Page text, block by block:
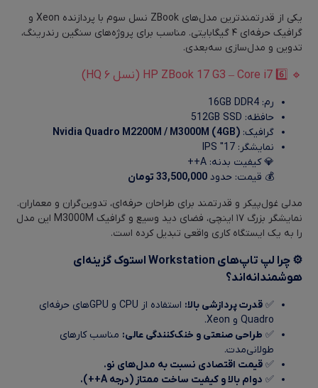
یکی از قدرتمندترین مدل‌های ZBook نسل سوم با پردازنده Xeon و
گرافیک حرفه‌ای ۴ گیگابایتی. مناسب برای پروژه‌های سنگین رندرینگ،
تدوین و مدل‌سازی سه‌بعدی.
🔹 6️⃣ HP ZBook 17 G3 – Core i7 (نسل ۶ HQ)
رم: 16GB DDR4
حافظه: 512GB SSD
گرافیک: Nvidia Quadro M2200M / M3000M (4GB)
نمایشگر: 17″ IPS
💎 کیفیت بدنه: A++
💰 قیمت: حدود 33,500,000 تومان
مدلی غول‌پیکر و قدرتمند برای طراحان حرفه‌ای، تدوین‌گران و معماران.
نمایشگر بزرگ ۱۷ اینچی، فضای دید وسیع و گرافیک M3000M این مدل
را به یک ایستگاه کاری واقعی تبدیل کرده است.
⚙️ چرا لپ تاپ‌های Workstation استوک گزینه‌ای
هوشمندانه‌اند؟
✅ قدرت پردازشی بالا:
استفاده از CPU و GPUهای حرفه‌ای
Quadro و Xeon.
✅ طراحی صنعتی و خنک‌کنندگی عالی: مناسب کارهای
طولانی‌مدت.
✅ قیمت اقتصادی نسبت به مدل‌های نو.
✅ دوام بالا و کیفیت ساخت ممتاز (درجه A++).